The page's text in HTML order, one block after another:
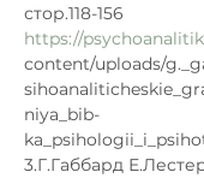
стор.118-156
https://
content/uploads/
niya_bib-
3.Г.Габбард